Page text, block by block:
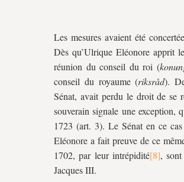
Les mesures avaient été
Dès qu’Ulrique Eléonore apprit
réunion du conseil du roi (
conseil du royaume (riksråd).
Sénat, avait perdu le droit de se
souverain signale une exception,
1723 (art. 3). Le Sénat en ce
Eléonore a fait preuve de ce
1702, par leur intrépidité
,
Jacques III.